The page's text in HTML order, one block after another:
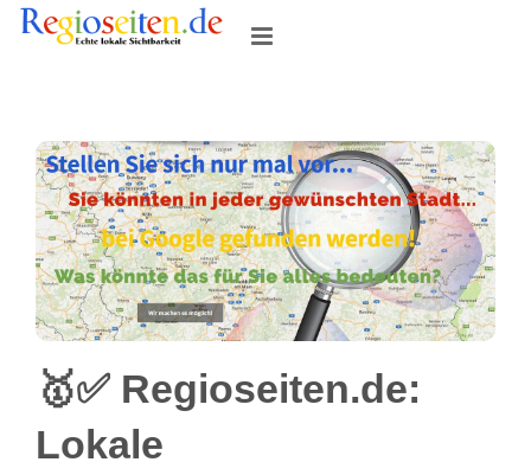
Skip
🥇✅ Regioseiten.de:
Lokale